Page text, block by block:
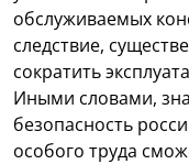
обслуживаемых
следствие,
сократить
Иными словами,
безопасность
особого труда